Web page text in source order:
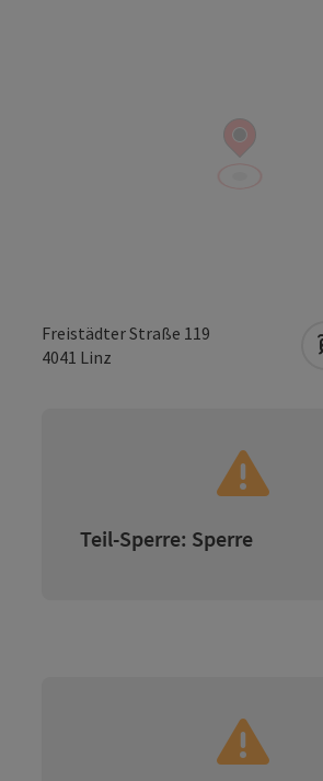
Freistädter Straße 119
4041 Linz
Teil-Sperre: Sperre